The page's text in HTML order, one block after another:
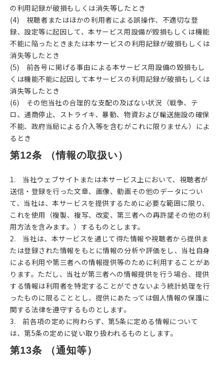
の利用記録が破損もしくは消失等したとき
(4) 視聴者またはほかの利用者による誤操作、不適切な登
録、設定等に起因して、本サービス用設備が毀損もしくは機能
不能に陥ったときまたは本サービスの利用記録が破損もしくは
消失等したとき
(5) 前各号に掲げる事由による本サービス用設備の毀損もし
くは機能不能に起因して本サービスの利用記録が破損もしくは
消失等したとき
(6) その他当社の合理的な支配の及ばない状況（戦争、テ
ロ、通商停止、ストライキ、暴動、物資および輸送施設の確保
不能、政府当局による介入等を含むがこれに限りません）によ
るとき
第12条 （情報の取扱い）
1. 当社ウェブサイトまたは本サービス上において、視聴者が
送信・登録を行った文章、画像、動画その他のデータについ
て、当社は、本サービスを提供するために必要な範囲に限り、
これを使用（複製、複写、改変、第三者への再許諾その他の利
用方法を含みます。）するものとします。
2. 当社は、本サービスを通じて得た情報や視聴者から提供ま
たは登録された情報をもとに情報の分析や評価をし、当社自身
による利用や第三者への情報提供等のために利用することがあ
ります。ただし、当社が第三者への情報提供を行う場合、提供
する情報は利用者を特定することができないよう統計処理を行
ったものに限ることとし、提供にあたっては個人情報の保護に
関する法律を遵守するものとします。
3. 前各項の定めに拘わらず、第5条に定める情報について
は、第5条の定めに従い取り扱われるものとします。
第13条 （通知等）